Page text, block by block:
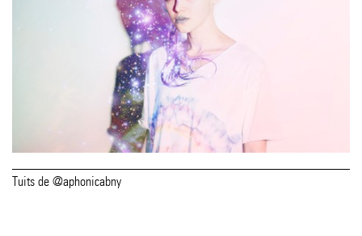
Tuits de @aphonicabny